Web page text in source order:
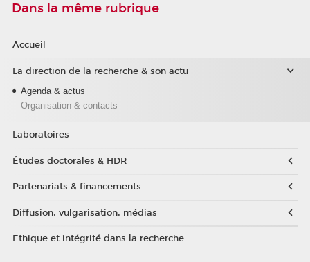
Dans la même rubrique
Accueil
La direction de la recherche & son actu
Agenda & actus
Organisation & contacts
Laboratoires
Études doctorales & HDR
Partenariats & financements
Diffusion, vulgarisation, médias
Ethique et intégrité dans la recherche